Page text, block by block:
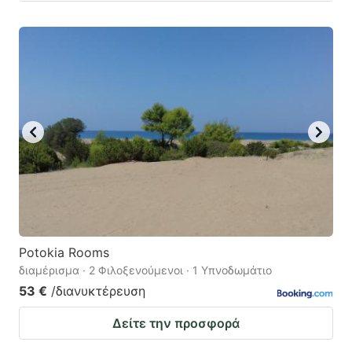
Potokia Rooms
διαμέρισμα · 2 Φιλοξενούμενοι · 1 Υπνοδωμάτιο
53 € /διανυκτέρευση
Δείτε την προσφορά